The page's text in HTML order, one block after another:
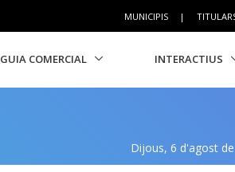
MUNICIPIS |
GUIA COMERCIAL INTERACTIUS
Dijous, 6 d'agost